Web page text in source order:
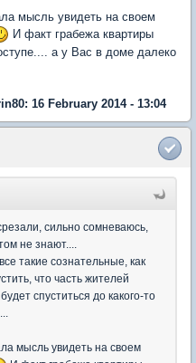
мысль увидеть на своем
И факт грабежа квартиры
а у Вас в доме далеко
16 February 2014 - 13:04
сильно сомневаюсь,
не знают....
такие сознательные, как
что часть жителей
спуститься до какого-то
мысль увидеть на своем